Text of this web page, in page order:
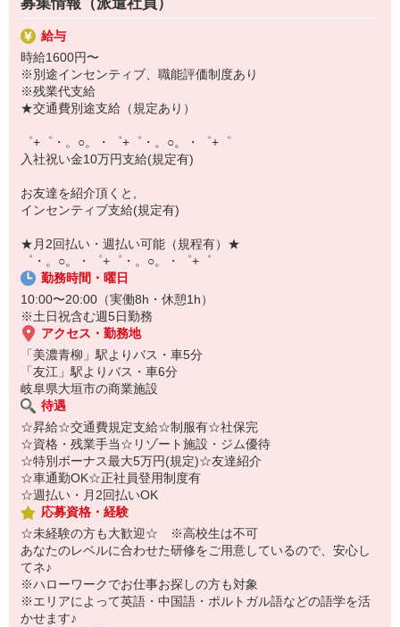
▼工場・製造・軽作業系
機械/食品製造・梱包・仕分け・加工・組立・検査
▼美容系
眉毛サロンのアイブロウ・ネイリスト・エステ
▼営業・販売
法人営業・アパレル販売・個別指導塾・人材紹介
▼人気案件も多数♪
短期・期間限定・オープニング・官公庁案件
上場/優良/大手企業など
【スマホ面接実施中】
￣￣￣￣￣￣￣￣￣
自宅に居ながらスマホでカンタン面接OK！
オンライン面談なのでスピード対応。
■携帯やインターネット販売業務
docomo(ドコモ)/au(エーユー)・KDDI/softbank(ソフトバンク)など
の大手キャリアから
ワイモバイル(Y!mobille)、楽天モバイル、UQなど格安スマホまで幅
広く紹介可能♪
人気のApple（アップル）店舗もございます！
給与
時給1600円〜
※別途インセンティブ、職能評価制度あり
※残業代支給
★交通費別途支給（規定あり）
゜+゜・。○。・゜+゜・。○。・゜+゜
入社祝い金10万円支給(規定有)
お友達を紹介頂くと,
インセンティブ支給(規定有)
★月2回払い・週払い可能（規程有）★
゜・。○。・゜+゜・。○。・゜+゜
勤務時間・曜日
10:00〜20:00（実働8h・休憩1h）
※土日祝含む週5日勤務
アクセス・勤務地
「美濃青柳」駅よりバス・車5分
「友江」駅よりバス・車6分
岐阜県大垣市の商業施設
待遇
☆昇給☆交通費規定支給☆制服有☆社保完
☆資格・残業手当☆リゾート施設・ジム優待
☆特別ボーナス最大5万円(規定)☆友達紹介
☆車通勤OK☆正社員登用制度有
☆週払い・月2回払いOK
応募資格・経験
☆未経験の方も大歓迎☆ ※高校生は不可
あなたのレベルに合わせた研修をご用意しているので、安心し
てネ♪
※ハローワークでお仕事お探しの方も対象
※エリアによって英語・中国語・ポルトガル語などの語学を活
かせます♪